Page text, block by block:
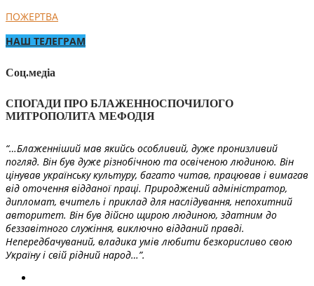
ПОЖЕРТВА
НАШ ТЕЛЕГРАМ
Соц.медіа
СПОГАДИ ПРО БЛАЖЕННОСПОЧИЛОГО
МИТРОПОЛИТА МЕФОДІЯ
“…Блаженніший мав якийсь особливий, дуже пронизливий
погляд. Він був дуже різнобічною та освіченою людиною. Він
цінував українську культуру, багато читав, працював і вимагав
від оточення відданої праці. Природжений адміністратор,
дипломат, вчитель і приклад для наслідування, непохитний
авторитет. Він був дійсно щирою людиною, здатним до
беззавітного служіння, виключно відданий правді.
Непередбачуваний, владика умів любити безкорисливо свою
Україну і свій рідний народ…”.